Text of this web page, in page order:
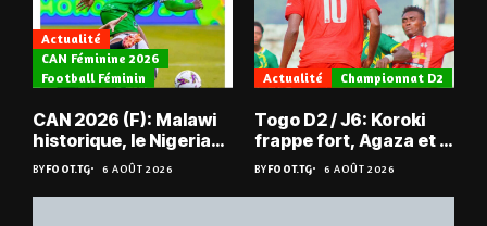
Actualité
CAN Féminine 2026
Football Féminin
CAN 2026 (F): Malawi
historique, le Nigeria
sauvé, la Zambie
éliminée
BYFOOT.TG 6 AOÛT 2026
Actualité Championnat D2
Togo D2 / J6: Koroki
frappe fort, Agaza et la
JCA assurent,
suspense avant Sara
FC – Doumbé FC
BYFOOT.TG 6 AOÛT 2026